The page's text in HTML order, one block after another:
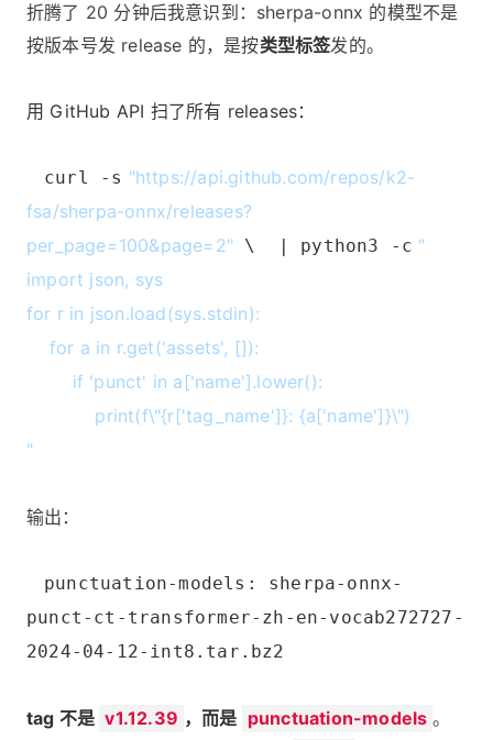
折腾了 20 分钟后我意识到：sherpa-onnx 的模型不是
按版本号发 release 的，是按类型标签发的。
用 GitHub API 扫了所有 releases：
curl -s "https://api.github.com/repos/k2-
fsa/sherpa-onnx/releases?
per_page=100&page=2" \ | python3 -c "
import json, sys
for r in json.load(sys.stdin):
for a in r.get('assets', []):
if 'punct' in a['name'].lower():
print(f\"{r['tag_name']}: {a['name']}\")
"
输出：
punctuation-models: sherpa-onnx-
punct-ct-transformer-zh-en-vocab272727-
2024-04-12-int8.tar.bz2
tag 不是 v1.12.39 ，而是 punctuation-models 。